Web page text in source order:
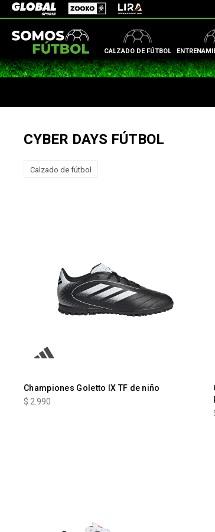
CALZADO DE FÚTBOL
Global Sports Zooko Lira
CYBER DAYS FÚTBOL
Calzado de fútbol
Championes Goletto IX TF de niño
$ 2.990